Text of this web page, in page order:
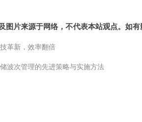
图片来源于网络，不代表本站观点。如
革新，效率翻倍
波次管理的先进策略与实施方法